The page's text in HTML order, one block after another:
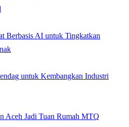
Berbasis AI untuk Tingkatkan
untuk Kembangkan Industri
Aceh Jadi Tuan Rumah MTQ